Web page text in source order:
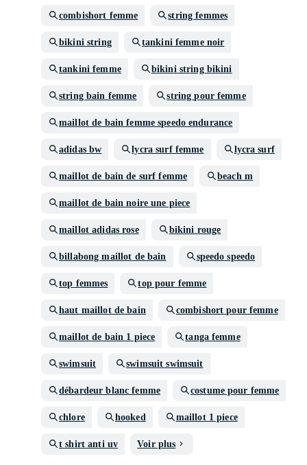
combishort femme string femmes
bikini string tankini femme noir
tankini femme bikini string bikini
string bain femme string pour femme
maillot de bain femme speedo endurance
adidas bw lycra surf femme lycra surf
maillot de bain de surf femme beach m
maillot de bain noire une piece
maillot adidas rose bikini rouge
billabong maillot de bain speedo speedo
top femmes top pour femme
haut maillot de bain combishort pour femme
maillot de bain 1 piece tanga femme
swimsuit swimsuit swimsuit
débardeur blanc femme costume pour femme
chlore hooked maillot 1 piece
t shirt anti uv Voir plus